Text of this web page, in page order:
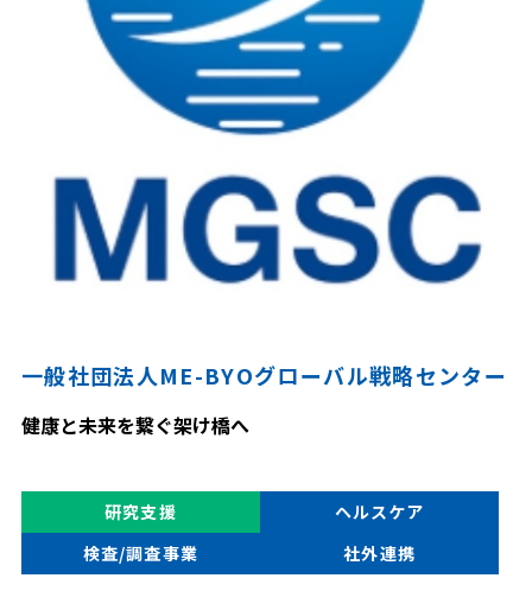
一般社団法人ME-BYOグローバル戦略センター
健康と未来を繋ぐ架け橋へ
研究支援
ヘルスケア
検査/調査事業
社外連携